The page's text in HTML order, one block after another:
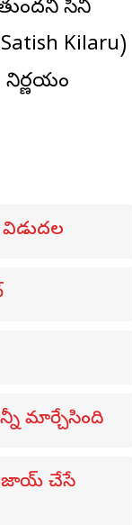
సినీ
Kilaru)
నిర్ణయం
విడుదల
మార్చేసింది
చేసే